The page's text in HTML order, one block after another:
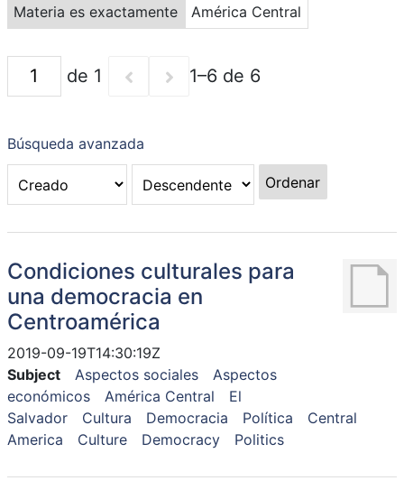
GALERÍA
Materia es exactamente
América Central
de 1 1–6 de 6
Búsqueda avanzada
Ordenar
Condiciones culturales para
una democracia en
Centroamérica
2019-09-19T14:30:19Z
Subject
Aspectos sociales
Aspectos
económicos
América Central
El
Salvador
Cultura Democracia Política
Central
America
Culture Democracy Politics